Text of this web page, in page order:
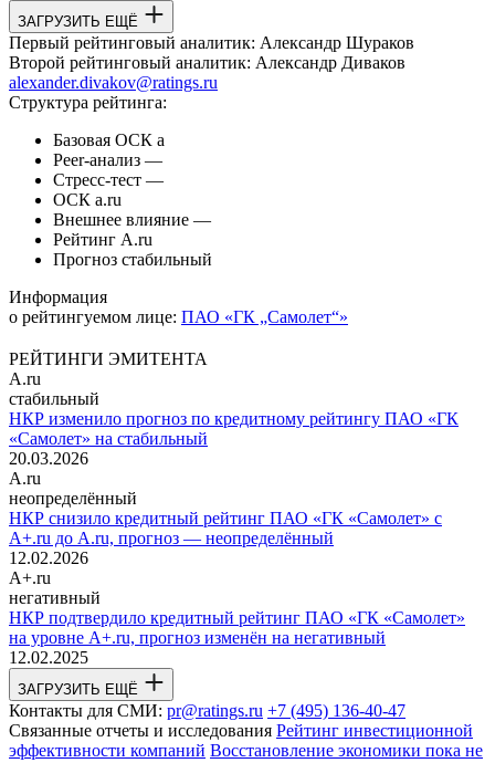
ЗАГРУЗИТЬ ЕЩЁ
Первый рейтинговый аналитик: Александр Шураков
Второй рейтинговый аналитик: Александр Диваков
alexander.divakov@ratings.ru
Структура рейтинга:
Базовая ОСК a
Peer-анализ —
Стресс-тест —
ОСК a.ru
Внешнее влияние —
Рейтинг A.ru
Прогноз стабильный
Информация
о рейтингуемом лице: ПАО «ГК „Самолет“»
РЕЙТИНГИ ЭМИТЕНТА
A.ru
стабильный
НКР изменило прогноз по кредитному рейтингу ПАО «ГК
«Самолет» на стабильный
20.03.2026
A.ru
неопределённый
НКР снизило кредитный рейтинг ПАО «ГК «Самолет» с
A+.ru до A.ru, прогноз — неопределённый
12.02.2026
A+.ru
негативный
НКР подтвердило кредитный рейтинг ПАО «ГК «Самолет»
на уровне A+.ru, прогноз изменён на негативный
12.02.2025
ЗАГРУЗИТЬ ЕЩЁ
Контакты для СМИ: pr@ratings.ru +7 (495) 136-40-47
Связанные отчеты и исследования Рейтинг инвестиционной
эффективности компаний Восстановление экономики пока не